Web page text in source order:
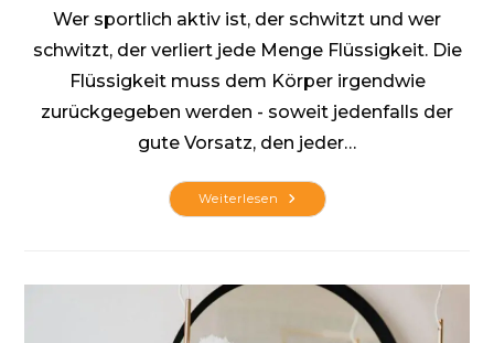
Wer sportlich aktiv ist, der schwitzt und wer
schwitzt, der verliert jede Menge Flüssigkeit. Die
Flüssigkeit muss dem Körper irgendwie
zurückgegeben werden - soweit jedenfalls der
gute Vorsatz, den jeder…
Weiterlesen Die
Richtigen